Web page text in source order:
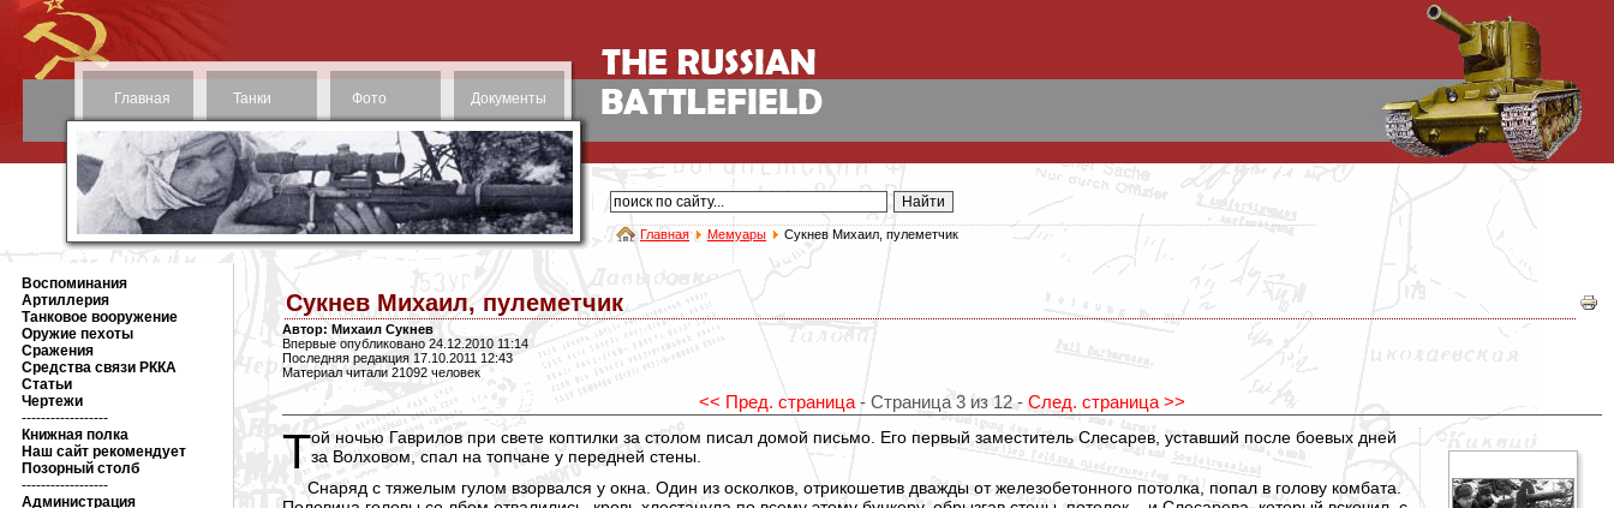
Главная Танки Фото Документы
Главная Мемуары Сукнев Михаил, пулеметчик
Воспоминания
Артиллерия
Танковое вооружение
Оружие пехоты
Сражения
Средства связи РККА
Статьи
Чертежи
------------------
Книжная полка
Наш сайт рекомендует
Позорный столб
------------------
Администрация
Сукнев Михаил, пулеметчик
Автор: Михаил Сукнев
Впервые опубликовано 24.12.2010 11:14
Последняя редакция 17.10.2011 12:43
Материал читали 21092 человек
<< Пред. страница - Страница 3 из 12 - След. страница >>
Той ночью Гаврилов при свете коптилки за столом писал домой письмо. Его первый заместитель Слесарев, уставший после боевых днейза Волховом, спал на топчане у передней стены.
Снаряд с тяжелым гулом взорвался у окна. Один из осколков, отрикошетив дважды от железобетонного потолка, попал в голову комбата.